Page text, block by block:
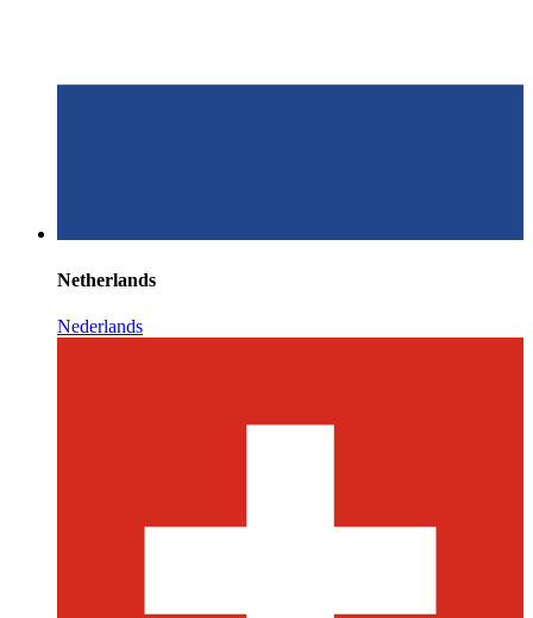
Netherlands
Nederlands